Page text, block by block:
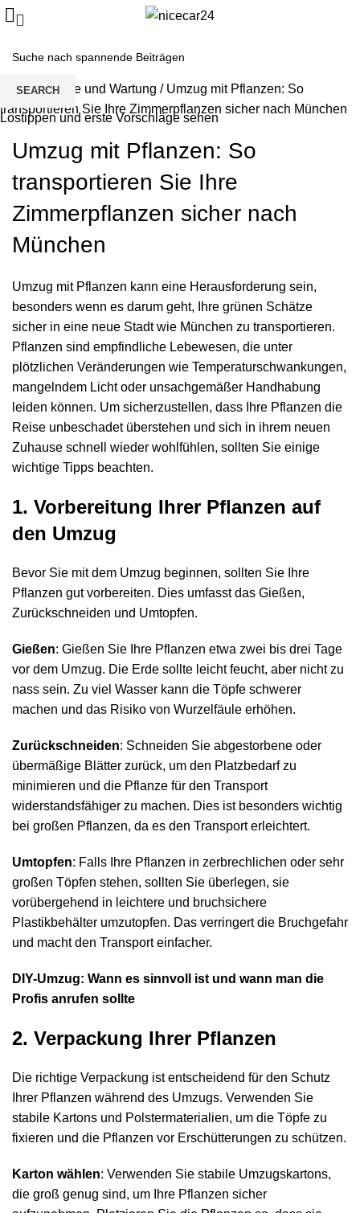
Home/Pflege und Wartung / Umzug mit Pflanzen: So
transportieren Sie Ihre Zimmerpflanzen sicher nach München
Umzug mit Pflanzen: So
transportieren Sie Ihre
Zimmerpflanzen sicher nach
München
Umzug mit Pflanzen kann eine Herausforderung sein,
besonders wenn es darum geht, Ihre grünen Schätze
sicher in eine neue Stadt wie München zu transportieren.
Pflanzen sind empfindliche Lebewesen, die unter
plötzlichen Veränderungen wie Temperaturschwankungen,
mangelndem Licht oder unsachgemäßer Handhabung
leiden können. Um sicherzustellen, dass Ihre Pflanzen die
Reise unbeschadet überstehen und sich in ihrem neuen
Zuhause schnell wieder wohlfühlen, sollten Sie einige
wichtige Tipps beachten.
1. Vorbereitung Ihrer Pflanzen auf
den Umzug
Bevor Sie mit dem Umzug beginnen, sollten Sie Ihre
Pflanzen gut vorbereiten. Dies umfasst das Gießen,
Zurückschneiden und Umtopfen.
Gießen: Gießen Sie Ihre Pflanzen etwa zwei bis drei Tage
vor dem Umzug. Die Erde sollte leicht feucht, aber nicht zu
nass sein. Zu viel Wasser kann die Töpfe schwerer
machen und das Risiko von Wurzelfäule erhöhen.
Zurückschneiden: Schneiden Sie abgestorbene oder
übermäßige Blätter zurück, um den Platzbedarf zu
minimieren und die Pflanze für den Transport
widerstandsfähiger zu machen. Dies ist besonders wichtig
bei großen Pflanzen, da es den Transport erleichtert.
Umtopfen: Falls Ihre Pflanzen in zerbrechlichen oder sehr
großen Töpfen stehen, sollten Sie überlegen, sie
vorübergehend in leichtere und bruchsichere
Plastikbehälter umzutopfen. Das verringert die Bruchgefahr
und macht den Transport einfacher.
DIY-Umzug: Wann es sinnvoll ist und wann man die
Profis anrufen sollte
2. Verpackung Ihrer Pflanzen
Die richtige Verpackung ist entscheidend für den Schutz
Ihrer Pflanzen während des Umzugs. Verwenden Sie
stabile Kartons und Polstermaterialien, um die Töpfe zu
fixieren und die Pflanzen vor Erschütterungen zu schützen.
Karton wählen: Verwenden Sie stabile Umzugskartons,
die groß genug sind, um Ihre Pflanzen sicher
SEARCH
Lostippen und erste Vorschläge sehen